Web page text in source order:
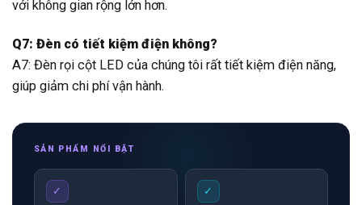
với không gian rộng lớn hơn.
Q7: Đèn có tiết kiệm điện không?
A7: Đèn rọi cột LED của chúng tôi rất tiết kiệm điện năng,
giúp giảm chi phí vận hành.
SẢN PHẨM NỔI BẬT
✓ ✓